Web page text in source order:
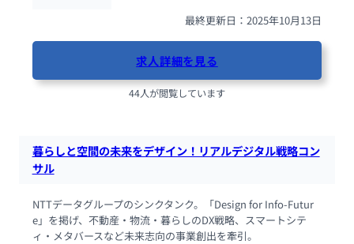
最終更新日：2025年10月13日
求人詳細を見る
44人が閲覧しています
暮らしと空間の未来をデザイン！リアルデジタル戦略コン
サル
NTTデータグループのシンクタンク。「Design for Info-Futur
e」を掲げ、不動産・物流・暮らしのDX戦略、スマートシテ
ィ・メタバースなど未来志向の事業創出を牽引。